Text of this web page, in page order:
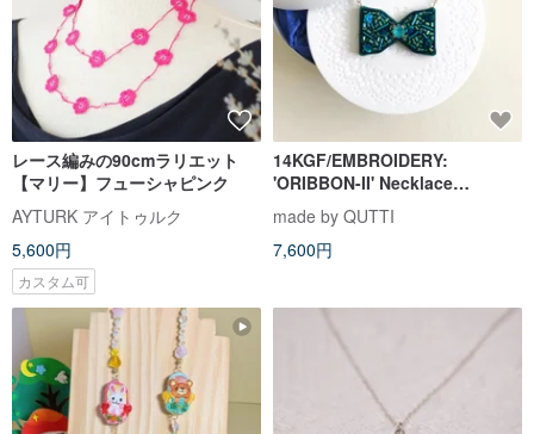
レース編みの90cmラリエット
【マリー】フューシャピンク
AYTURK アイトゥルク
5,600円
カスタム可
14KGF/EMBROIDERY:
'ORIBBON-II' Necklace
#02.EM -刺繍ネックレス
made by QUTTI
7,600円